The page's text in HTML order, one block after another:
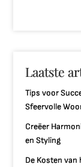
Laatste
Tips voor
Sfeervolle
Creëer
en Styling
De Kosten